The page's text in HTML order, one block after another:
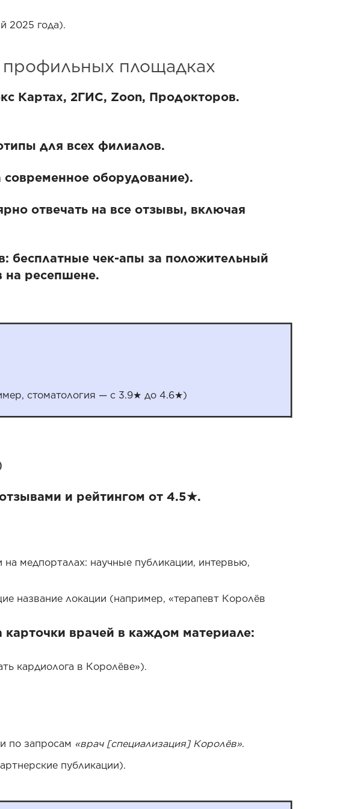
2025 года).
профильных площадках
Картах, 2ГИС, Zoon, Продокторов.
для всех филиалов.
оборудование).
отвечать на все отзывы, включая
бесплатные чек-апы за положительный
на ресепшене.
стоматология — с 3.9★ до 4.6★)
и рейтингом от 4.5★.
медпорталах: научные публикации, интервью,
название локации (например, «терапевт Королёв
врачей в каждом материале:
кардиолога в Королёве»).
по запросам «врач [специализация] Королёв».
публикации).